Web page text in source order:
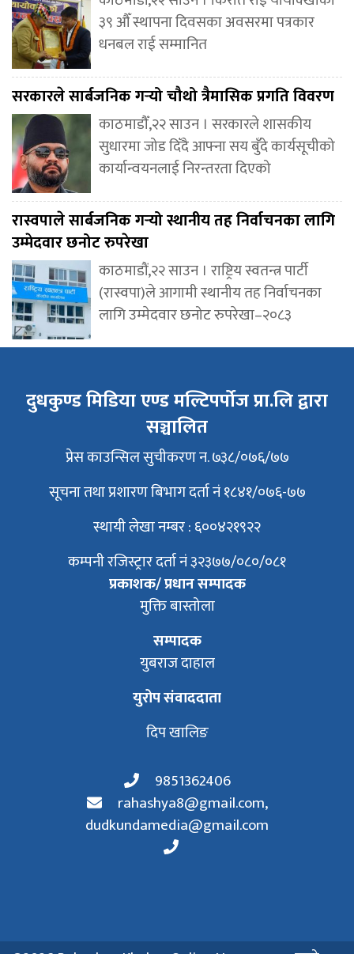
३९ औँ स्थापना दिवसका अवसरमा पत्रकार
धनबल राई सम्मानित
सरकारले सार्बजनिक गर्‍यो चौथो त्रैमासिक प्रगति विवरण
काठमाडौँ,२२ साउन । सरकारले शासकीय
सुधारमा जोड दिँदै आफ्ना सय बुँदे कार्यसूचीको
कार्यान्वयनलाई निरन्तरता दिएको
रास्वपाले सार्बजनिक गर्‍यो स्थानीय तह निर्वाचनका लागि
उम्मेदवार छनोट रुपरेखा
काठमाडौं,२२ साउन । राष्ट्रिय स्वतन्त्र पार्टी
(रास्वपा)ले आगामी स्थानीय तह निर्वाचनका
लागि उम्मेदवार छनोट रुपरेखा–२०८३
दुधकुण्ड मिडिया एण्ड मल्टिपर्पोज प्रा.लि द्वारा
सञ्चालित
प्रेस काउन्सिल सुचीकरण न. ७३८/०७६/७७
सूचना तथा प्रशारण बिभाग दर्ता नं १८४१/०७६-७७
स्थायी लेखा नम्बर : ६००४२१९२२
कम्पनी रजिस्ट्रार दर्ता नं ३२३७७/०८०/०८१
प्रकाशक/ प्रधान सम्पादक
मुक्ति बास्तोला
सम्पादक
युबराज दाहाल
युरोप संवाददाता
दिप खालिङ
9851362406
rahashya8@gmail.com,
dudkundamedia@gmail.com